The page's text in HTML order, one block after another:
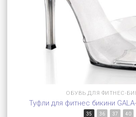
ОБУВЬ ДЛЯ ФИТНЕС-
Туфли для фитнес бикини
35 36 37 40